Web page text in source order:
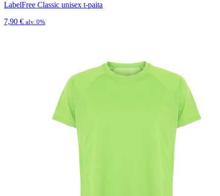
LabelFree Classic unisex t-paita
7,90 € alv. 0%